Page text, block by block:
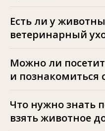
Есть ли у
ветеринарный
Можно ли
и
Что нужно знать
взять животное